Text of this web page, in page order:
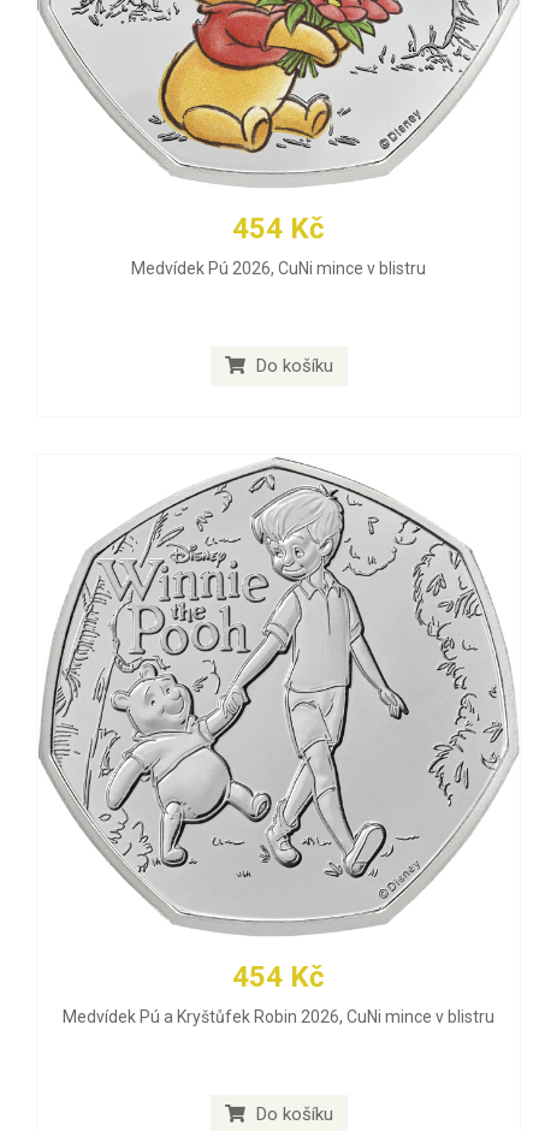
454 Kč
Medvídek Pú 2026, CuNi mince v blistru
Do košíku
454 Kč
Medvídek Pú a Kryštůfek Robin 2026, CuNi mince v blistru
Do košíku